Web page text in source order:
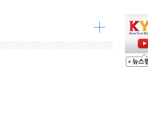
지수는 나흘 연속 최고치